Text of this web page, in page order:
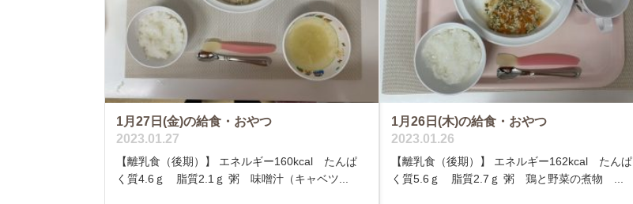
1月27日(金)の給食・おやつ
2023.01.27
【離乳食（後期）】 エネルギー160kcal たんぱ
く質4.6ｇ 脂質2.1ｇ 粥 味噌汁（キャベツ...
1月26日(木)の給食・おやつ
2023.01.26
【離乳食（後期）】 エネルギー162kcal たんぱ
く質5.6ｇ 脂質2.7ｇ 粥 鶏と野菜の煮物 ...